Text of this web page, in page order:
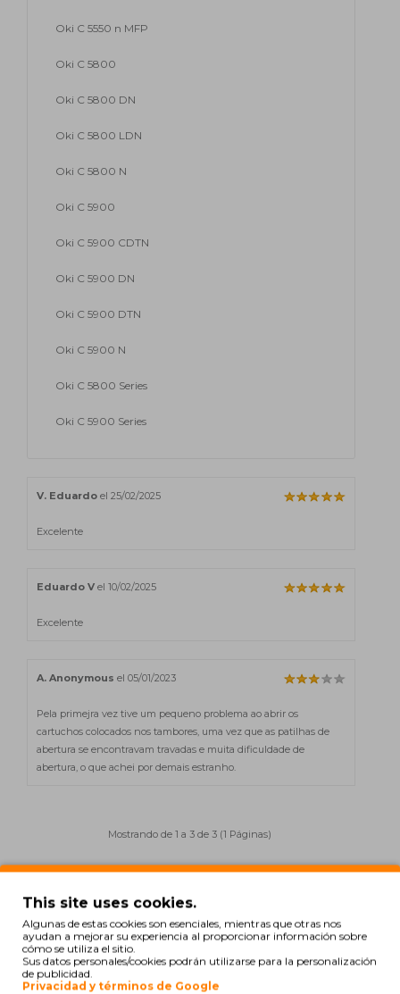
Oki C 5550 n MFP
Oki C 5800
Oki C 5800 DN
Oki C 5800 LDN
Oki C 5800 N
Oki C 5900
Oki C 5900 CDTN
Oki C 5900 DN
Oki C 5900 DTN
Oki C 5900 N
Oki C 5800 Series
Oki C 5900 Series
V. Eduardo el 25/02/2025
Excelente
Eduardo V el 10/02/2025
Excelente
A. Anonymous el 05/01/2023
Pela primejra vez tive um pequeno problema ao abrir os
cartuchos colocados nos tambores, uma vez que as patilhas de
abertura se encontravam travadas e muita dificuldade de
abertura, o que achei por demais estranho.
Mostrando de 1 a 3 de 3 (1 Páginas)
También para tu impresora
COMPATIBLE
This site uses cookies.
Algunas de estas cookies son esenciales, mientras que otras nos
ayudan a mejorar su experiencia al proporcionar información sobre
cómo se utiliza el sitio.
Sus datos personales/cookies podrán utilizarse para la personalización
de publicidad.
Privacidad y términos de Google